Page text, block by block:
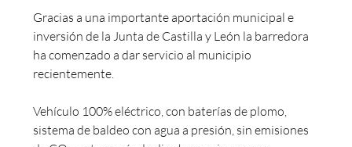
Gracias a una importante aportación municipal e
inversión de la Junta de Castilla y León la barredora
ha comenzado a dar servicio al municipio
recientemente.
Vehículo 100% eléctrico, con baterías de plomo,
sistema de baldeo con agua a presión, sin emisiones